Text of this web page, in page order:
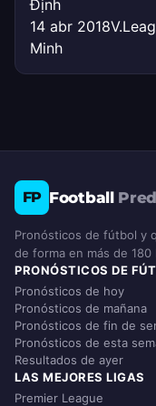
Định
14 abr 2018
Minh
FP Football
Pronósticos de fútbol y
de forma en más de 180
PRONÓSTICOS DE
Pronósticos de hoy
Pronósticos de mañana
Pronósticos de fin de
Pronósticos de esta
Resultados de ayer
LAS MEJORES LIGAS
Premier League